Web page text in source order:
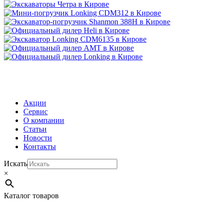
Акции
Сервис
О компании
Статьи
Новости
Контакты
Искать
×
Каталог товаров